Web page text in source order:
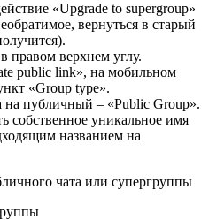
«Upgrade to supergroup»
вернуться в старый
правом верхнем углу.
public link», на мобильном
«Group type».
публичный – «Public Group».
собственное уникальное имя
названием на